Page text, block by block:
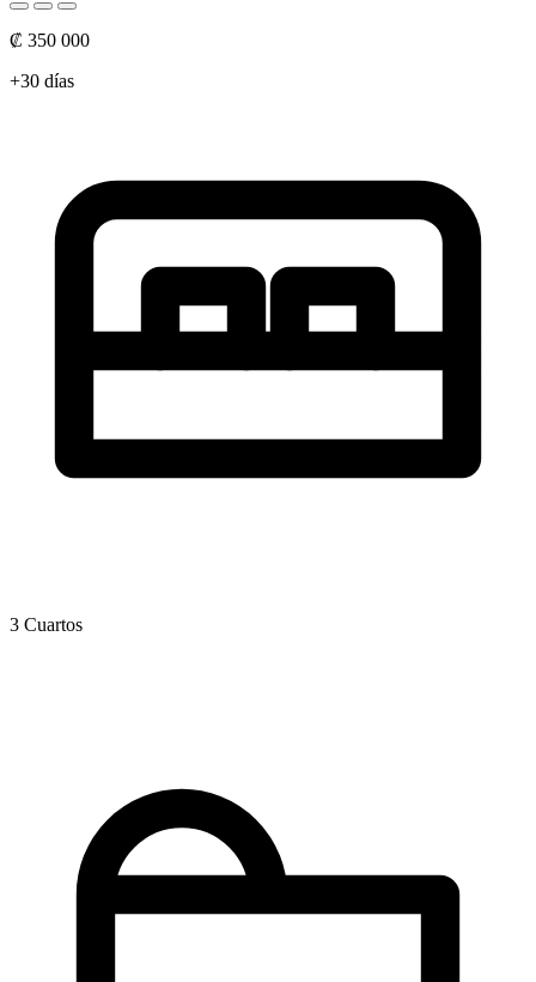
₡ 350 000
+30 días
3 Cuartos